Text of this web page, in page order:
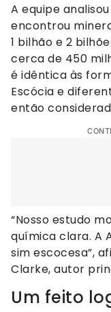
A equipe
encontrou
1 bilhão e 2
cerca de 450
é idêntica às
Escócia e
então
“Nosso estudo
química clara. A
sim escocesa”,
Clarke, autor
Um feito